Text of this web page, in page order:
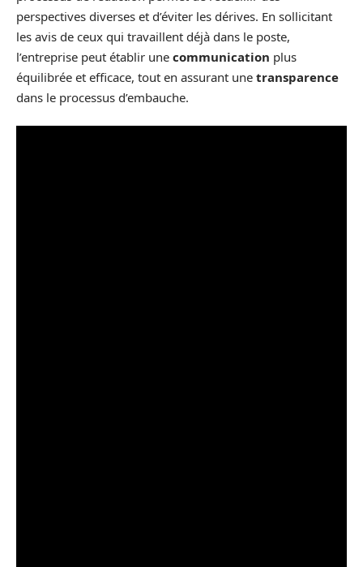
perspectives diverses et d’éviter les dérives. En sollicitant
les avis de ceux qui travaillent déjà dans le poste,
l’entreprise peut établir une communication plus
équilibrée et efficace, tout en assurant une transparence
dans le processus d’embauche.